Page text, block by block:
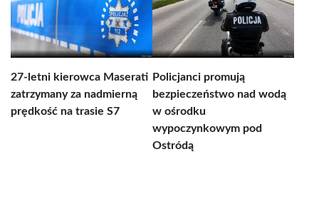
27-letni kierowca Maserati
zatrzymany za nadmierną
prędkość na trasie S7
Policjanci promują
bezpieczeństwo nad wodą
w ośrodku
wypoczynkowym pod
Ostródą